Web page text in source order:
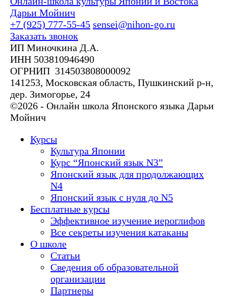
Дарьи Мойнич
+7 (925) 777-55-45 sensei@nihon-go.ru
Заказать звонок
ИП Миночкина Д.А.
ИНН 503810946490
ОГРНИП 314503808000092
141253, Московская область, Пушкинский р-н,
дер. Зимогорье, 24
©2026 - Онлайн школа Японского языка Дарьи
Мойнич
Курсы
Культура Японии
Курс “Японский язык N3”
Японский язык для продолжающих
N4
Японский язык с нуля до N5
Бесплатные курсы
Эффективное изучение иероглифов
Все секреты изучения катаканы
О школе
Статьи
Сведения об образовательной
организации
Партнеры